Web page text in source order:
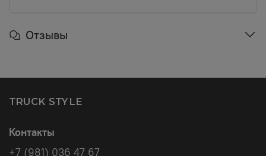
Отзывы
TRUCK STYLE
Контакты
+7 (981) 036 47 67